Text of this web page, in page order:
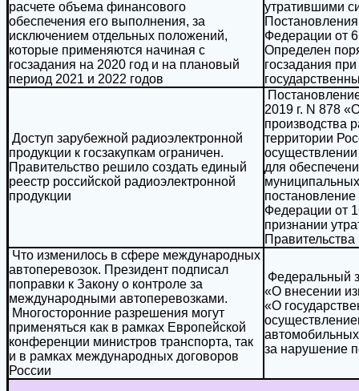
расчете объема финансового
обеспечения его выполнения, за
исключением отдельных положений,
которые применяются начиная с
госзадания на 2020 год и на плановый
период 2021 и 2022 годов
утратившими
Федерации от
Определен
госзадания
Доступ зарубежной радиоэлектронной
продукции к госзакупкам ограничен.
Правительство решило создать единый
реестр российской радиоэлектронной
продукции
2019 г. N 878
производства
территории
осуществлении
для
Федерации от
признании
Что изменилось в сфере международных
автоперевозок. Президент подписал
поправки к Закону о контроле за
международными автоперевозками.
Многосторонние разрешения могут
применяться как в рамках Европейской
конференции министров транспорта, так
и в рамках международных договоров
России
Федеральный
«О внесении
«О
автомобильных
за нарушение